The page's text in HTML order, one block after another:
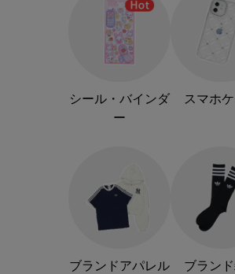
シール・バインダ
ー
スマホ
ブランドアパレル ブラン